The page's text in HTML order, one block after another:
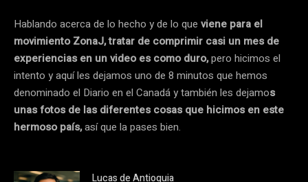
Hablando acerca de lo hecho y de lo que viene para el
movimiento ZonaJ, tratar de comprimir casi un mes de
experiencias en un video es como duro,pero hicimos el
intento y aquí les dejamos uno de 8 minutos que hemos
denominado el Diario en el Canadá y también les dejamos
unas fotos de las diferentes cosas que hicimos en este
hermoso país,así que la pases bien.
Lucas de Antioquia